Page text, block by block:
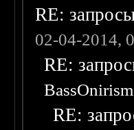
RE:
02-04-2014,
RE:
BassOnirism
RE: